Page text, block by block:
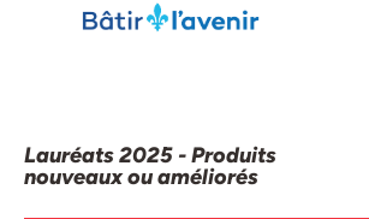
Lauréats 2025 - Produits
nouveaux ou améliorés